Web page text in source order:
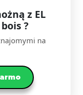
z EL
?
na